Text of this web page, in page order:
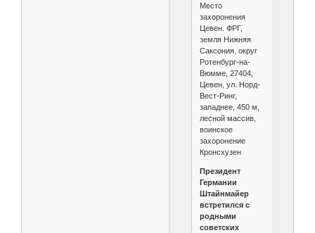
Место
захоронения
Цевен. ФРГ,
земля Нижняя
Саксония, округ
Ротенбург-на-
Вюмме, 27404,
Цевен, ул. Норд-
Вест-Ринг,
западнее, 450 м,
лесной массив,
воинское
захоронение
Кронсхузен
Президент
Германии
Штайнмайер
встретился с
родными
советских